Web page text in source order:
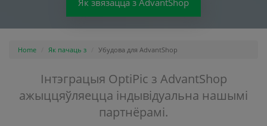
Як звязацца з AdvantShop
Home Як пачаць з Убудова для AdvantShop
Інтэграцыя OptiPic з AdvantShop
ажыццяўляецца індывідуальна нашымі
партнёрамі.